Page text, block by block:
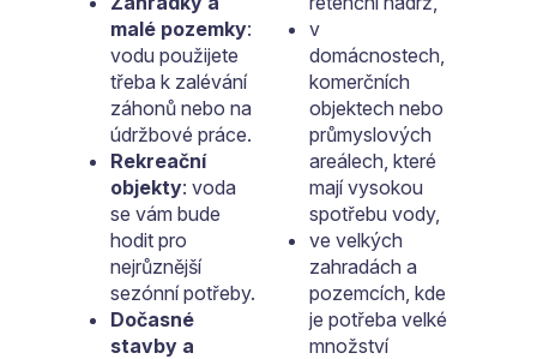
malé pozemky:
vodu použijete
třeba k zalévání
záhonů nebo na
údržbové práce.
Rekreační
objekty: voda
se vám bude
hodit pro
nejrůznější
sezónní potřeby.
Dočasné
stavby a
v
domácnostech,
komerčních
objektech nebo
průmyslových
areálech, které
mají vysokou
spotřebu vody,
ve velkých
zahradách a
pozemcích, kde
je potřeba velké
množství